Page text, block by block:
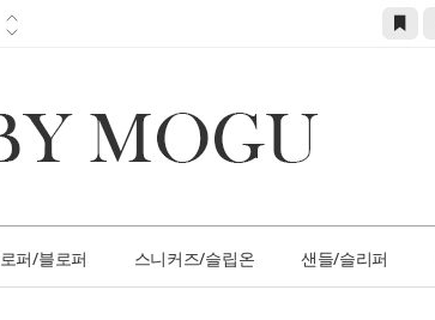
로퍼/블로퍼 스니커즈/슬립온 샌들/슬리퍼